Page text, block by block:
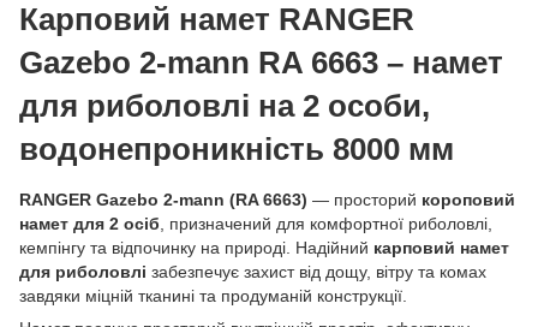
Карповий намет RANGER
Gazebo 2-mann RA 6663 – намет
для риболовлі на 2 особи,
водонепроникність 8000 мм
RANGER Gazebo 2-mann (RA 6663) — просторий короповий
намет для 2 осіб , призначений для комфортної риболовлі,
кемпінгу та відпочинку на природі. Надійний карповий намет
для риболовлі забезпечує захист від дощу, вітру та комах
завдяки міцній тканині та продуманій конструкції.